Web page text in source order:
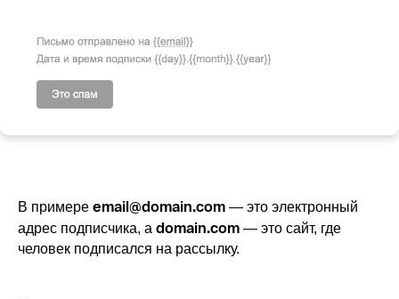
В примере email@domain.com — это электронный
адрес подписчика, a domain.com — это сайт, где
человек подписался на рассылку.